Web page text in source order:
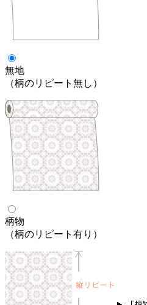
無地
（柄のリピート無し）
柄物
（柄のリピート有り）